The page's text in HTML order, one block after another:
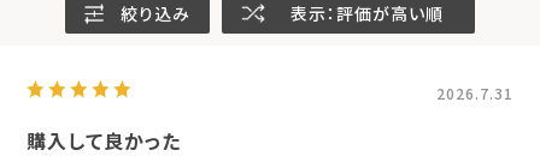
絞り込み 表示：評価が高い順
2026.7.31
購入して良かった